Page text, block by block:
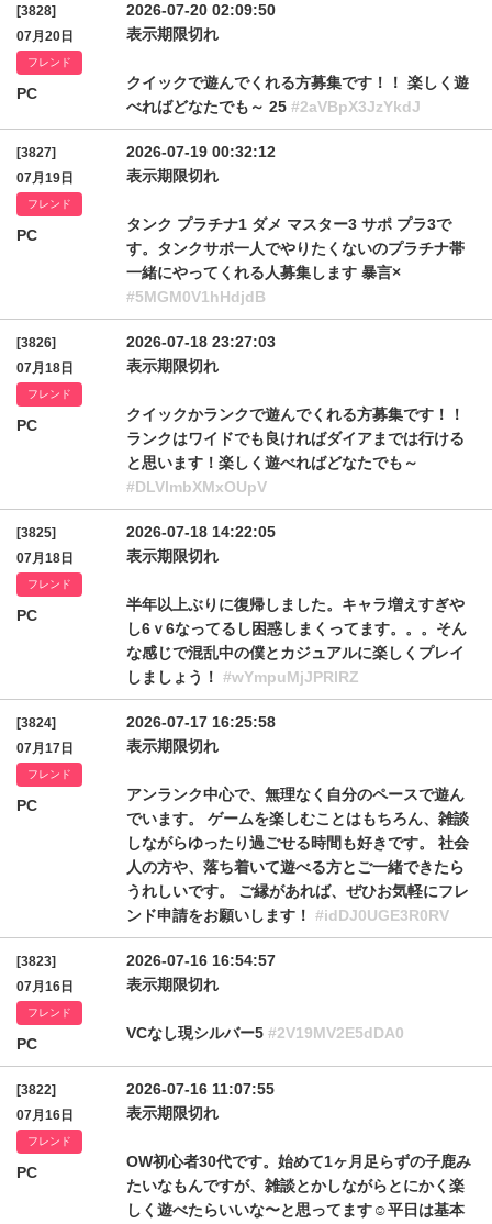
[3828]
07月20日
フレンド
PC
2026-07-20 02:09:50
表示期限切れ
クイックで遊んでくれる方募集です！！ 楽しく遊
べればどなたでも～ 25 #2aVBpX3JzYkdJ
[3827]
07月19日
フレンド
PC
2026-07-19 00:32:12
表示期限切れ
タンク プラチナ1 ダメ マスター3 サポ プラ3で
す。タンクサポ一人でやりたくないのプラチナ帯
一緒にやってくれる人募集します 暴言×
#5MGM0V1hHdjdB
[3826]
07月18日
フレンド
PC
2026-07-18 23:27:03
表示期限切れ
クイックかランクで遊んでくれる方募集です！！
ランクはワイドでも良ければダイアまでは行ける
と思います！楽しく遊べればどなたでも～
#DLVlmbXMxOUpV
[3825]
07月18日
フレンド
PC
2026-07-18 14:22:05
表示期限切れ
半年以上ぶりに復帰しました。キャラ増えすぎや
し6ｖ6なってるし困惑しまくってます。。。そん
な感じで混乱中の僕とカジュアルに楽しくプレイ
しましょう！ #wYmpuMjJPRlRZ
[3824]
07月17日
フレンド
PC
2026-07-17 16:25:58
表示期限切れ
アンランク中心で、無理なく自分のペースで遊ん
でいます。 ゲームを楽しむことはもちろん、雑談
しながらゆったり過ごせる時間も好きです。 社会
人の方や、落ち着いて遊べる方とご一緒できたら
うれしいです。 ご縁があれば、ぜひお気軽にフレ
ンド申請をお願いします！ #idDJ0UGE3R0RV
[3823]
07月16日
フレンド
PC
2026-07-16 16:54:57
表示期限切れ
VCなし現シルバー5 #2V19MV2E5dDA0
[3822]
07月16日
フレンド
PC
2026-07-16 11:07:55
表示期限切れ
OW初心者30代です。始めて1ヶ月足らずの子鹿み
たいなもんですが、雑談とかしながらとにかく楽
しく遊べたらいいな〜と思ってます☺️平日は基本